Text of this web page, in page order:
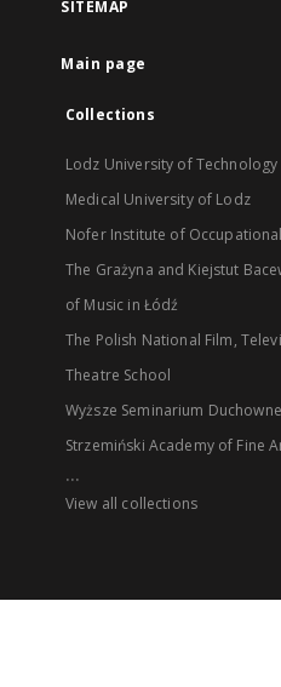
SITEMAP
Main page
Collections
Lodz University of Technology
Medical University of Lodz
Nofer Institute of
The Grażyna and Kiejstut
of Music in Łódź
The Polish National Film,
Theatre School
Wyższe Seminarium
Strzemiński Academy of Fine
...
View all collections